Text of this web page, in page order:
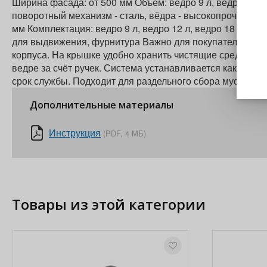
поворотный механизм - сталь, вёдра - высокопрочный
мм Комплектация: ведро 9 л, ведро 12 л, ведро 18 л,
для выдвижения, фурнитура Важно для покупателя:
корпуса. На крышке удобно хранить чистящие
ведре за счёт ручек. Система устанавливается как в
срок службы. Подходит для раздельного сбора мусора.
Дополнительные материалы
Инструкция (PDF, 4 МБ)
Товары из этой категории